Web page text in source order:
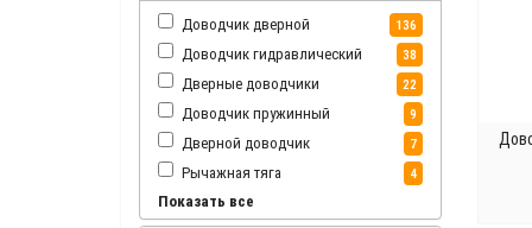
Punto 17
Нора-М 139
Доводчик дверной 136
Доводчик гидравлический 38
Дверные доводчики 22
Доводчик пружинный 9
Дверной доводчик 7
Рычажная тяга 4
Доводчик
Показать все